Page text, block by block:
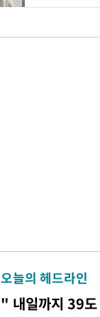
오늘의 헤드라인
" 내일까지 39